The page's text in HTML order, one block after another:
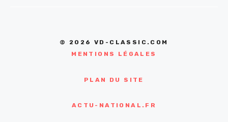
© 2026 VD-CLASSIC.COM
MENTIONS LÉGALES
PLAN DU SITE
ACTU-NATIONAL.FR